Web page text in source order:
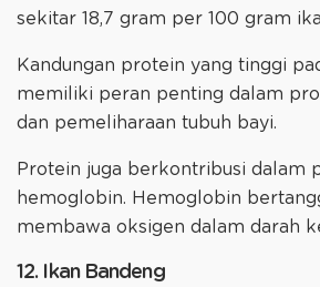
sekitar 18,7 gram per 100 gram
Kandungan protein yang tinggi
memiliki peran penting dalam
dan pemeliharaan tubuh bayi.
Protein juga berkontribusi dalam
hemoglobin. Hemoglobin
membawa oksigen dalam darah
12. Ikan Bandeng